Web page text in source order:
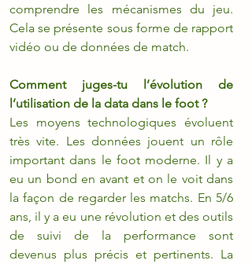
comprendre les mécanismes du jeu.
Cela se présente sous forme de rapport
vidéo ou de données de match.
Comment juges-tu l’évolution de
l’utilisation de la data dans le foot ?
Les moyens technologiques évoluent
très vite. Les données jouent un rôle
important dans le foot moderne. Il y a
eu un bond en avant et on le voit dans
la façon de regarder les matchs. En 5/6
ans, il y a eu une révolution et des outils
de suivi de la performance sont
devenus plus précis et pertinents. La